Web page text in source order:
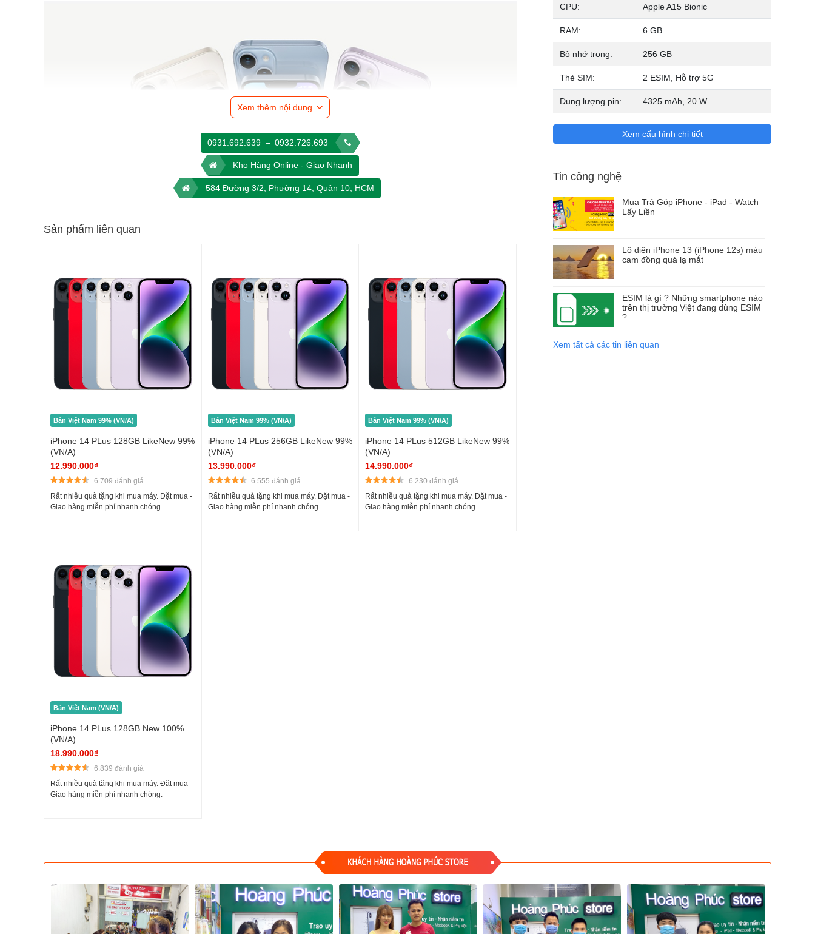
Đây được xem là phiên bản phóng to của iPhone 14 nhằm đem đến cho người dùng một thiết bị có thiết kế lớn hơn, đem
đến trải nghiệm giải trí tuyệt vời khi có không gian hiển thị rộng rãi.
Màn hình sắc nét, trọn vẹn giải trí
iPhone 14 Plus sử dụng tấm nền OLED có độ phân giải 1284 x 2778 Pixels cho chất lượng hình ảnh cao, màu sắc hiển thị
chính xác để bất kỳ thứ gì hiển thị trên màn hình đều trở nên sinh động, tự nhiên và sắc nét.
Với màn hình siêu lớn lên đến 6.7 inch nên mọi chi tiết trên màn ảnh đều được tái hiện to rõ, thích hợp cho những bạn thiết
Xem thêm nội dung
0931.692.639 – 0932.726.693
Kho Hàng Online - Giao Nhanh
584 Đường 3/2, Phường 14, Quận 10, HCM
Sản phẩm liên quan
Bản Việt Nam 99% (VN/A)
iPhone 14 PLus 128GB LikeNew 99%
(VN/A)
12.990.000₫
6.709 đánh giá
Rất nhiều quà tặng khi mua máy. Đặt mua -
Giao hàng miễn phí nhanh chóng.
Bản Việt Nam 99% (VN/A)
iPhone 14 PLus 256GB LikeNew 99%
(VN/A)
13.990.000₫
6.555 đánh giá
Rất nhiều quà tặng khi mua máy. Đặt mua -
Giao hàng miễn phí nhanh chóng.
Bản Việt Nam 99% (VN/A)
iPhone 14 PLus 512GB LikeNew 99%
(VN/A)
14.990.000₫
6.230 đánh giá
Rất nhiều quà tặng khi mua máy. Đặt mua -
Giao hàng miễn phí nhanh chóng.
Bản Việt Nam (VN/A)
iPhone 14 PLus 128GB New 100%
(VN/A)
18.990.000₫
6.839 đánh giá
Rất nhiều quà tặng khi mua máy. Đặt mua -
Giao hàng miễn phí nhanh chóng.
CPU: Apple A15 Bionic
RAM: 6 GB
Bộ nhớ trong: 256 GB
Thẻ SIM: 2 ESIM, Hỗ trợ 5G
Dung lượng pin: 4325 mAh, 20 W
Xem cấu hình chi tiết
Tin công nghệ
Mua Trả Góp iPhone - iPad - Watch
Lấy Liền
Lộ diện iPhone 13 (iPhone 12s) màu
cam đồng quá lạ mắt
ESIM là gì ? Những smartphone nào
trên thị trường Việt đang dùng ESIM
?
Xem tất cả các tin liên quan